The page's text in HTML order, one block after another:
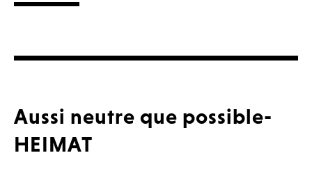
Aussi neutre que possible-
HEIMAT